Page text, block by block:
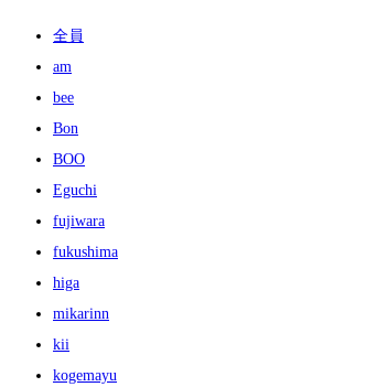
全員
am
bee
Bon
BOO
Eguchi
fujiwara
fukushima
higa
mikarinn
kii
kogemayu